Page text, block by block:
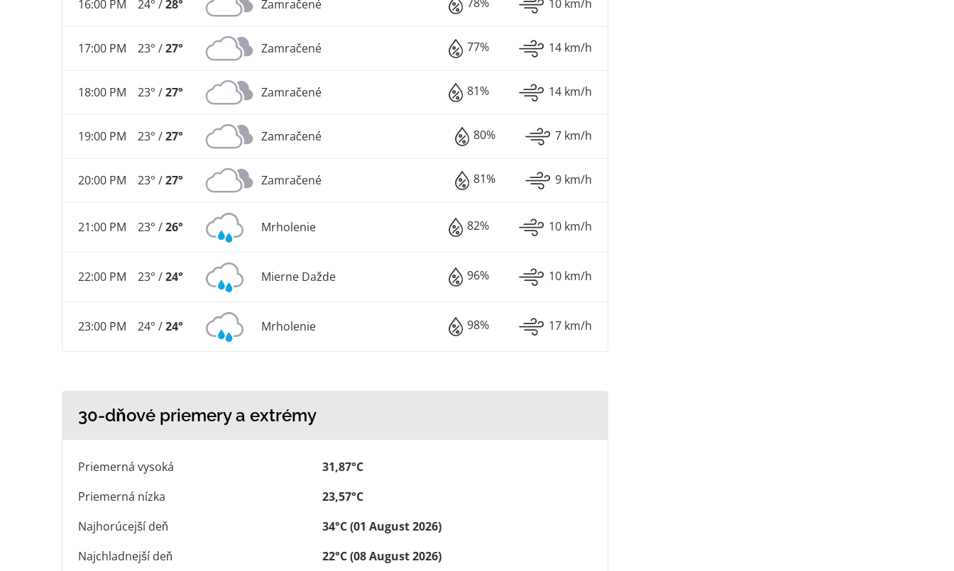
16:00 PM 24° /28° Zamračené 78% 10 km/h
17:00 PM 23° /27° Zamračené 77% 14 km/h
18:00 PM 23° /27° Zamračené 81% 14 km/h
19:00 PM 23° /27° Zamračené 80% 7 km/h
20:00 PM 23° /27° Zamračené 81% 9 km/h
21:00 PM 23° /26° Mrholenie 82% 10 km/h
22:00 PM 23° /24° Mierne Dažde 96% 10 km/h
23:00 PM 24° /24° Mrholenie 98% 17 km/h
30-dňové priemery a extrémy
Priemerná vysoká
31,87°C
Priemerná nízka
23,57°C
Najhorúcejší deň
34°C (01 August 2026)
Najchladnejší deň
22°C (08 August 2026)